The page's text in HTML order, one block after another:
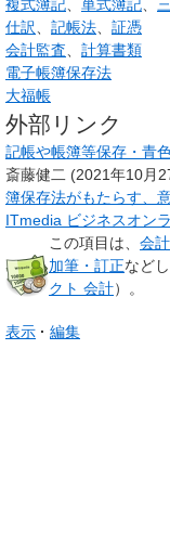
複式簿記、 単式簿記、
仕訳、 記帳法、 証憑
会計監査、 計算書類
電子帳簿保存法
大福帳
外部リンク
記帳や帳簿等保存・青
斎藤健二 (2021年10月
簿保存法がもたらす、
ITmedia ビジネスオン
この項目は、 会計
加筆・訂正など
クト 会計）。
表示 編集